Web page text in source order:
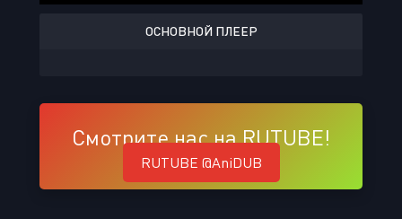
ОСНОВНОЙ ПЛЕЕР
Смотрите нас на RUTUBE!
RUTUBE @AniDUB